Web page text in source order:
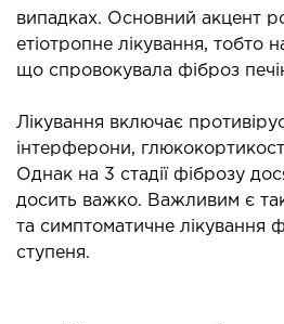
випадках. Основний акцент
етіотропне лікування, тобто
що спровокувала фіброз
Лікування включає
інтерферони,
Однак на 3 стадії фіброзу
досить важко. Важливим є
та симптоматичне лікування
ступеня.